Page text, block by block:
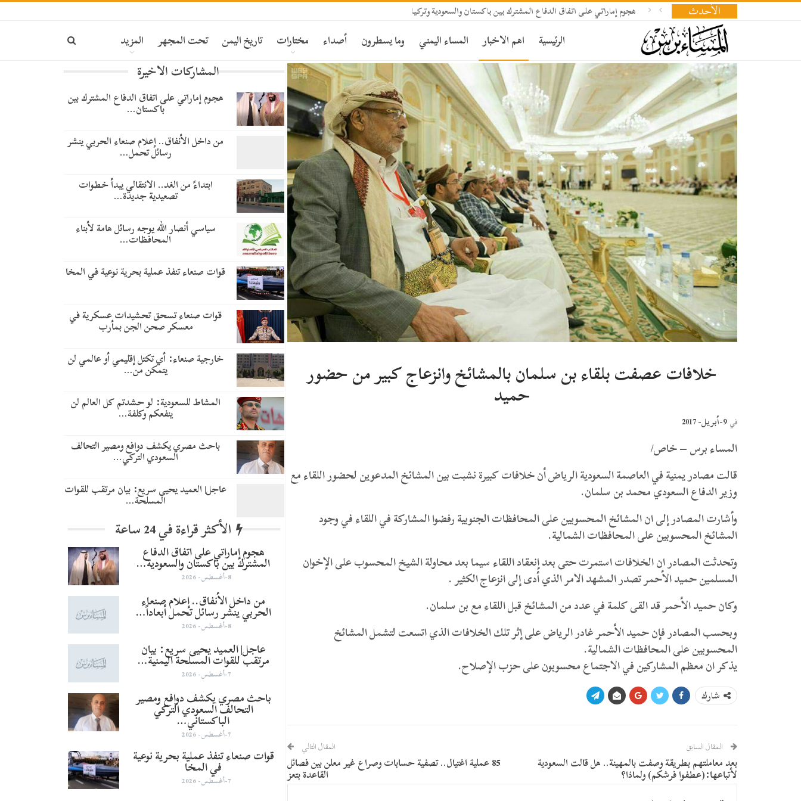
الأحدث هجوم إماراتي على اتفاق الدفاع المشترك بين باكستان والسعودية وتركيا
الرئيسية اهم الاخبار المساء اليمني وما يسطرون أصداء مختارات تاريخ اليمن تحت المجهر المزيد
خلافات عصفت بلقاء بن سلمان بالمشائخ وانزعاج كبير من حضور
حميد
في 9-أبريل- 2017
المساء برس – خاص/
قالت مصادر يمنية في العاصمة السعودية الرياض أن خلافات كبيرة نشبت بين المشائخ المدعوين لحضور اللقاء مع
وزير الدفاع السعودي محمد بن سلمان.
وأشارت المصادر إلى ان المشائخ المحسوبين على المحافظات الجنوبية رفضوا المشاركة في اللقاء في وجود
المشائخ المحسوبين على المحافظات الشمالية.
وتحدثت المصادر ان الخلافات استمرت حتى بعد إنعقاد اللقاء سيما بعد محاولة الشيخ المحسوب على الإخوان
المسلمين حميد الأحمر تصدر المشهد الامر الذي أدى إلى انزعاج الكثير .
وكان حميد الأحمر قد القى كلمة في عدد من المشائخ قبل اللقاء مع بن سلمان.
وبحسب المصادر فإن حميد الأحمر غادر الرياض على إثر تلك الخلافات الذي اتسعت لتشمل المشائخ
المحسوبين على المحافظات الشمالية.
يذكر ان معظم المشاركين في الاجتماع محسوبون على حزب الإصلاح.
شارك
المقال السابق
بعد معاملتهم بطريقة وصفت بالمهينة.. هل قالت السعودية
لأتباعها:(عطفوا فرشكم) ولماذا؟
المقال التالي
85 عملية اغتيال.. تصفية حسابات وصراع غير معلن بين فصائل
القاعدة بتعز
المشاركات الاخيرة
هجوم إماراتي على اتفاق الدفاع المشترك بين
باكستان…
من داخل الأنفاق.. إعلام صنعاء الحربي ينشر
رسائل تحمل…
​ابتداءً من الغد.. الانتقالي يبدأ خطوات
تصعيدية جديدة…
سياسي أنصار الله يوجه رسائل هامة لأبناء
المحافظات…
قوات صنعاء تنفذ عملية بحرية نوعية في المخا
قوات صنعاء تسحق تحشيدات عسكرية في
معسكر صحن الجن بمأرب
خارجية صنعاء: أي تكتل إقليمي أو عالمي لن
يتمكن من…
المشاط للسعودية: لو حشدتم كل العالم لن
ينفعكم وكلفة…
باحث مصري يكشف دوافع ومصير التحالف
السعودي التركي…
عاجل| العميد يحيى سريع: بيان مرتقب للقوات
المسلحة…
الأكثر قراءة في 24 ساعة
هجوم إماراتي على اتفاق الدفاع
المشترك بين باكستان والسعودية…
8-أغسطس- 2026
من داخل الأنفاق.. إعلام صنعاء
الحربي ينشر رسائل تحمل أبعاداً…
8-أغسطس- 2026
عاجل| العميد يحيى سريع: بيان
مرتقب للقوات المسلحة اليمنية…
7-أغسطس- 2026
باحث مصري يكشف دوافع ومصير
التحالف السعودي التركي
الباكستاني…
7-أغسطس- 2026
قوات صنعاء تنفذ عملية بحرية نوعية
في المخا
7-أغسطس- 2026